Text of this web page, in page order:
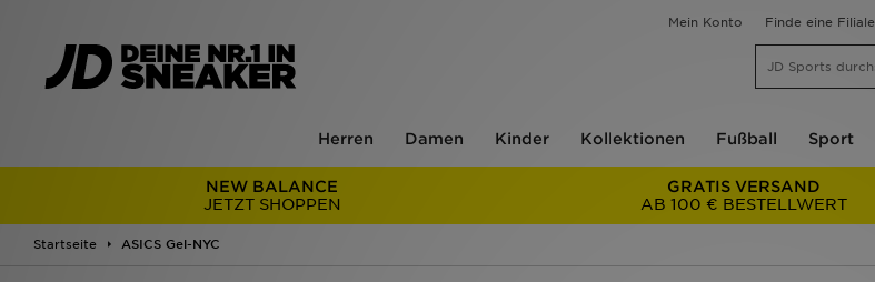
Mein Konto Finde eine Filiale
Herren Damen Kinder Kollektionen Fußball Sport
NEW BALANCE
JETZT SHOPPEN
GRATIS VERSAND
AB 100 € BESTELLWERT
Startseite ASICS Gel-NYC